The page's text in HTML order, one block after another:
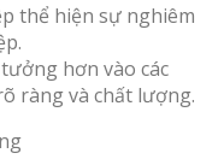
thể hiện sự nghiêm
hơn vào các
ràng và chất lượng.